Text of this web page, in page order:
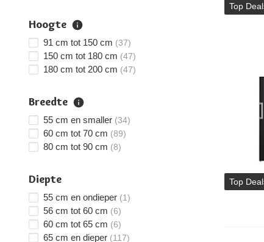
Top
Top
Hoogte
91 cm tot 150 cm (37)
150 cm tot 180 cm (47)
180 cm tot 200 cm (47)
Breedte
55 cm en smaller (34)
60 cm tot 70 cm (89)
80 cm tot 90 cm (8)
Diepte
55 cm en ondieper (1)
56 cm tot 60 cm (6)
60 cm tot 65 cm (6)
65 cm en dieper (117)